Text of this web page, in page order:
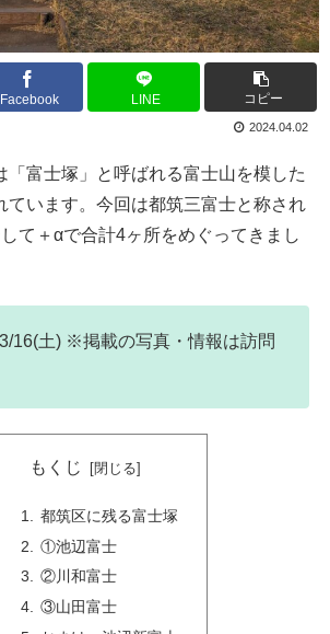
Facebook LINE コピー
2024.04.02
「富士塚」と呼ばれる富士山を模した
ています。今回は都筑三富士と称され
て＋αで合計4ヶ所をめぐってきまし
16(土) ※掲載の写真・情報は訪問
もくじ
都筑区に残る富士塚
①池辺富士
②川和富士
③山田富士